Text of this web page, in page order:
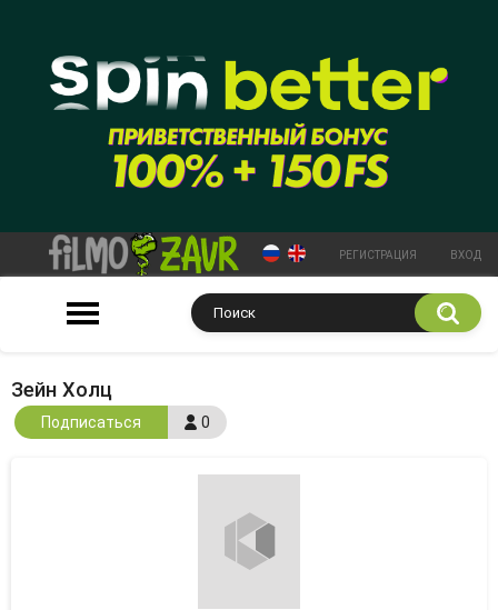
РЕГИСТРАЦИЯ ВХОД
Зейн Холц
0
Подписаться